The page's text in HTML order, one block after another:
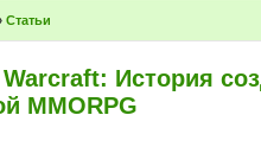
Статьи
История
MMORPG